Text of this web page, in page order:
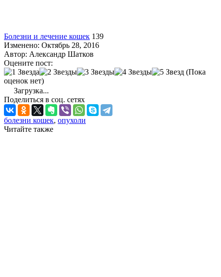
Болезни и лечение кошек 139
Изменено: Октябрь 28, 2016
Автор: Александр Шатков
Оцените пост:
(Пока
оценок нет)
Загрузка...
Поделиться в соц. сетях
болезни кошек, опухоли
Читайте также